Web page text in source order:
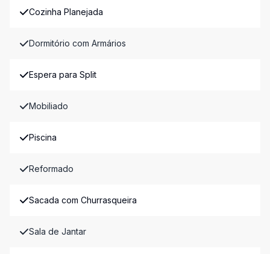
Cozinha Planejada
Dormitório com Armários
Espera para Split
Mobiliado
Piscina
Reformado
Sacada com Churrasqueira
Sala de Jantar